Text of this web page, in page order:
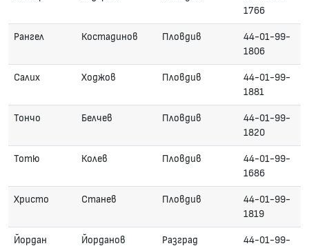
1766
Рангел Костадинов Пловдив
44-01-99-
1806
Салих Ходжов Пловдив
44-01-99-
1881
Тончо Белчев Пловдив
44-01-99-
1820
Тотю Колев Пловдив
44-01-99-
1686
Христо Станев Пловдив
44-01-99-
1819
Йордан Йорданов Разград
44-01-99-